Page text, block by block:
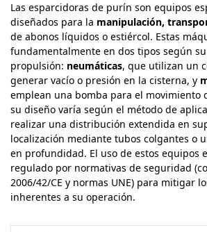
Las esparcidoras de purín son equipos
diseñados para la manipulación,
de abonos líquidos o estiércol. Estas
fundamentalmente en dos tipos según
propulsión: neumáticas, que utilizan un
generar vacío o presión en la cisterna, y
emplean una bomba para el movimiento
su diseño varía según el método de
realizar una distribución extendida en
localización mediante tubos colgantes o
en profundidad. El uso de estos equipos
regulado por normativas de seguridad
2006/42/CE y normas UNE) para mitigar
inherentes a su operación.